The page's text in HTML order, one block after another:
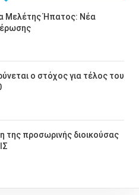
Μελέτης Ήπατος: Νέα
ο στόχος για τέλος του
της προσωρινής διοικούσας